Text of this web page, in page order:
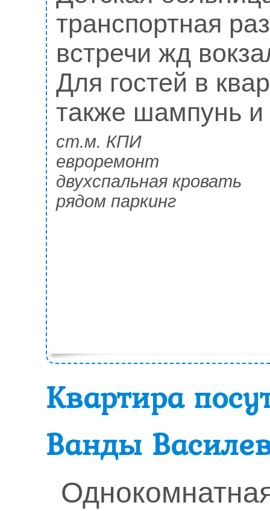
транспортная
встречи жд
Для гостей в
также шампунь
ст.м. КПИ
евроремонт
двухспальная кровать
рядом паркинг
Квартира
Ванды